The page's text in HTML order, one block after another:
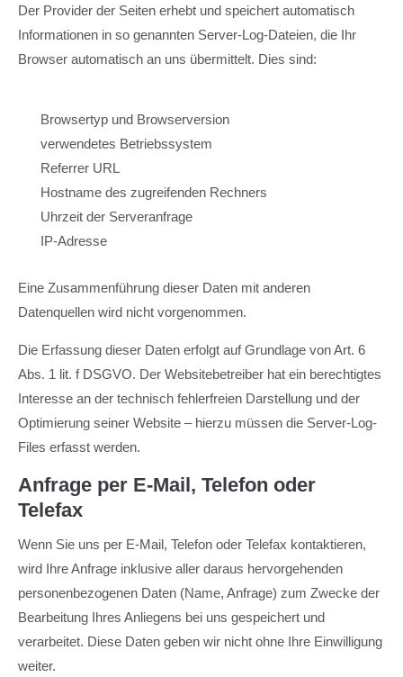
Der Provider der Seiten erhebt und speichert automatisch
Informationen in so genannten Server-Log-Dateien, die Ihr
Browser automatisch an uns übermittelt. Dies sind:
Browsertyp und Browserversion
verwendetes Betriebssystem
Referrer URL
Hostname des zugreifenden Rechners
Uhrzeit der Serveranfrage
IP-Adresse
Eine Zusammenführung dieser Daten mit anderen
Datenquellen wird nicht vorgenommen.
Die Erfassung dieser Daten erfolgt auf Grundlage von Art. 6
Abs. 1 lit. f DSGVO. Der Websitebetreiber hat ein berechtigtes
Interesse an der technisch fehlerfreien Darstellung und der
Optimierung seiner Website – hierzu müssen die Server-Log-
Files erfasst werden.
Anfrage per E-Mail, Telefon oder
Telefax
Wenn Sie uns per E-Mail, Telefon oder Telefax kontaktieren,
wird Ihre Anfrage inklusive aller daraus hervorgehenden
personenbezogenen Daten (Name, Anfrage) zum Zwecke der
Bearbeitung Ihres Anliegens bei uns gespeichert und
verarbeitet. Diese Daten geben wir nicht ohne Ihre Einwilligung
weiter.